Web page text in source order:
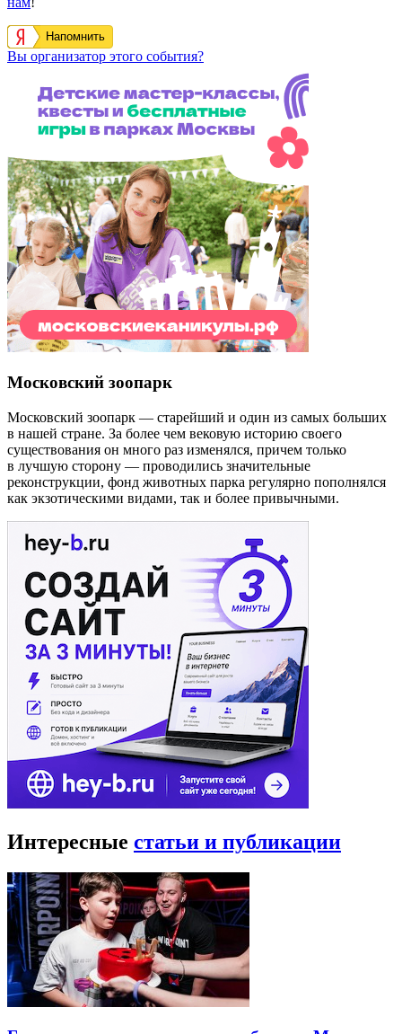
Напомнить
Вы организатор этого события?
Московский зоопарк
Московский зоопарк — старейший и один из самых больших
в нашей стране. За более чем вековую историю своего
существования он много раз изменялся, причем только
в лучшую сторону — проводились значительные
реконструкции, фонд животных парка регулярно пополнялся
как экзотическими видами, так и более привычными.
Интересные статьи и публикации